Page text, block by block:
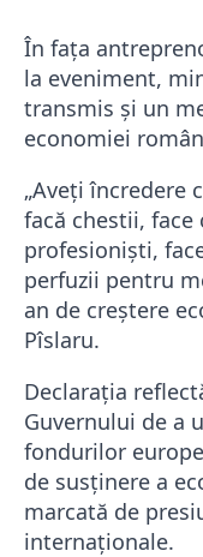
În fața
la eveniment,
transmis și un
economiei
„Aveți încredere
facă chestii, face
profesioniști,
perfuzii pentru
an de creștere
Pîslaru.
Declarația
Guvernului de a
fondurilor
de susținere a
marcată de
internaționale.